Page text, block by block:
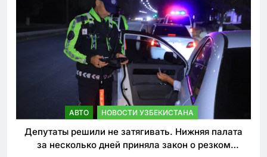
АВТО НОВОСТИ УЗБЕКИСТАНА
Депутаты решили не затягивать. Нижняя палата
за несколько дней приняла закон о резком